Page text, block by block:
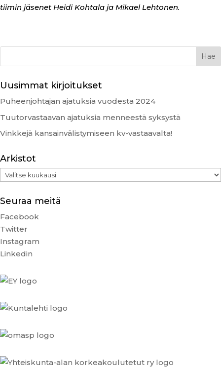
tiimin jäsenet Heidi Kohtala ja Mikael Lehtonen.
Uusimmat kirjoitukset
Puheenjohtajan ajatuksia vuodesta 2024
Tuutorvastaavan ajatuksia menneestä syksystä
Vinkkejä kansainvälistymiseen kv-vastaavalta!
Arkistot
Arkistot
Seuraa meitä
Facebook
Twitter
Instagram
Linkedin